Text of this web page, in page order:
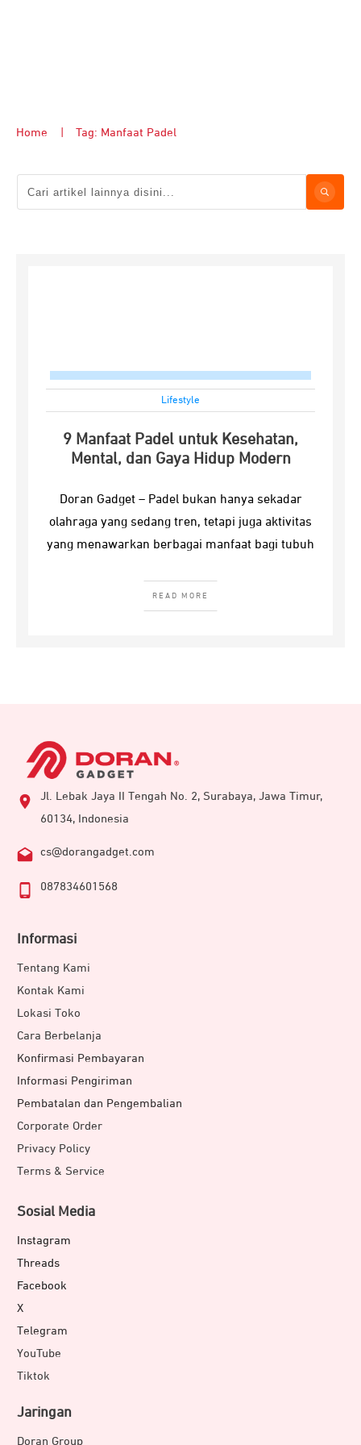
Home Tag: Manfaat Padel
Lifestyle
9 Manfaat Padel untuk Kesehatan,
Mental, dan Gaya Hidup Modern
Doran Gadget – Padel bukan hanya sekadar
olahraga yang sedang tren, tetapi juga aktivitas
yang menawarkan berbagai manfaat bagi tubuh
READ MORE
Jl. Lebak Jaya II Tengah No. 2, Surabaya, Jawa Timur,
60134, Indonesia
cs@dorangadget.com
087834601568
Informasi
Tentang Kami
Kontak Kami
Lokasi Toko
Cara Berbelanja
Konfirmasi Pembayaran
Informasi Pengiriman
Pembatalan dan Pengembalian
Corporate Order
Privacy Policy
Terms & Service
Sosial Media
Instagram
Threads
Facebook
X
Telegram
YouTube
Tiktok
Jaringan
Doran Group